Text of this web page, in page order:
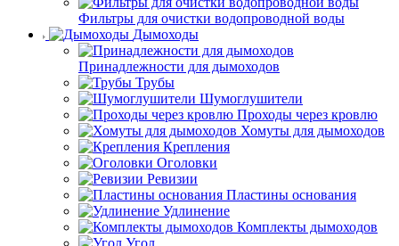
Фильтры для очистки водопроводной воды
Дымоходы
Принадлежности для дымоходов
Трубы
Шумоглушители
Проходы через кровлю
Хомуты для дымоходов
Крепления
Оголовки
Ревизии
Пластины основания
Удлинение
Комплекты дымоходов
Угол